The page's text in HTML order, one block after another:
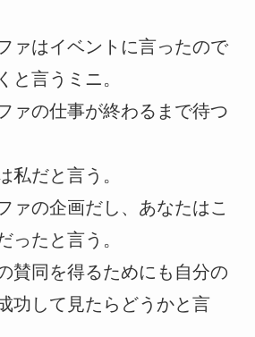
ァはイベントに言ったので
と言うミニ。
ァの仕事が終わるまで待つ
私だと言う。
ァの企画だし、あなたはこ
ったと言う。
賛同を得るためにも自分の
功して見たらどうかと言